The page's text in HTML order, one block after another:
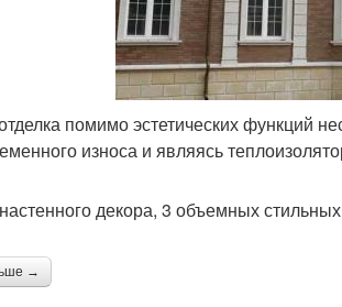
помимо эстетических функций
износа и являясь
декора, 3 объемных
→